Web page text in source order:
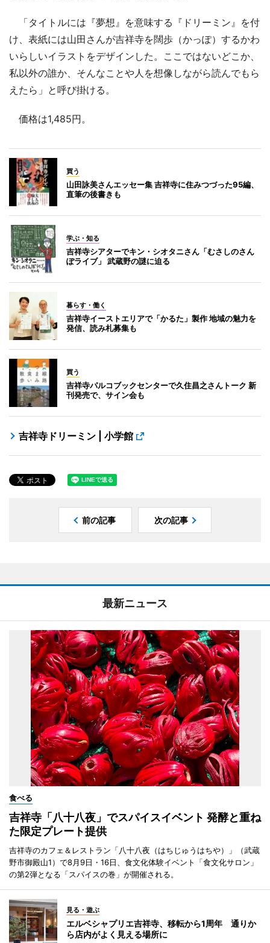
「タイトルには『夢想』を意味する『ドリーミン』を付
け、表紙には山田さんが吉祥寺を闊歩（かっぽ）するかわ
いらしいイラストをデザインした。ここではないどこか、
私以外の誰か、そんなことや人を想像しながら読んでもら
えたら」と呼び掛ける。
価格は1,485円。
買う
山田詠美さんエッセー集 吉祥寺に住みつづった95編、
直筆の後書きも
学ぶ・知る
吉祥寺シアターでキン・シオタニさん「むさしのさん
ぽライブ」 武蔵野の謎に迫る
暮らす・働く
吉祥寺イーストエリアで「かるた」製作 地域の魅力を
発信、読み札募集も
買う
吉祥寺パルコブックセンターで久住昌之さんトーク 新
刊発売で、サイン会も
吉祥寺ドリーミン | 小学館
前の記事 次の記事
最新ニュース
食べる
吉祥寺「八十八夜」でスパイスイベント 発酵と重ね
た限定プレート提供
吉祥寺のカフェ＆レストラン「八十八夜（はちじゅうはちや）」（武蔵
野市御殿山1）で8月9日・16日、食文化体験イベント「食文化サロン」
の第2弾となる「スパイスの巻」が開催される。
見る・遊ぶ
エルベシャプリエ吉祥寺、移転から1周年 通りか
ら店内がよく見える場所に